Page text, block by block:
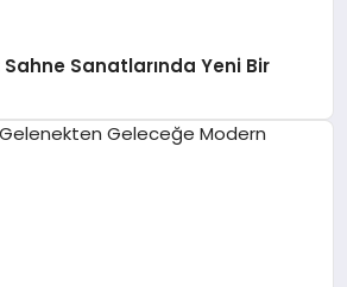
Sahne Sanatlarında Yeni Bir